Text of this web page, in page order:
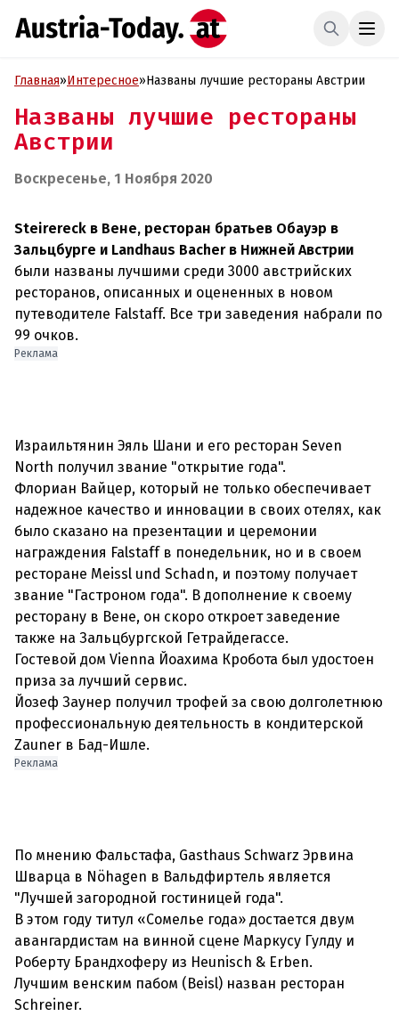
Главная»Интересное»Названы лучшие рестораны Австрии
Названы лучшие рестораны
Австрии
Воскресенье, 1 Ноября 2020
Steirereck в Вене, ресторан братьев Обауэр в
Зальцбурге и Landhaus Bacher в Нижней Австрии
были названы лучшими среди 3000 австрийских
ресторанов, описанных и оцененных в новом
путеводителе Falstaff. Все три заведения набрали по
Реклама
Израильтянин Эяль Шани и его ресторан Seven
North получил звание "открытие года".
Флориан Вайцер, который не только обеспечивает
надежное качество и инновации в своих отелях, как
было сказано на презентации и церемонии
награждения Falstaff в понедельник, но и в своем
ресторане Meissl und Schadn, и поэтому получает
звание "Гастроном года". В дополнение к своему
ресторану в Вене, он скоро откроет заведение
также на Зальцбургской Гетрайдегассе.
Гостевой дом Vienna Йоахима Кробота был удостоен
приза за лучший сервис.
Йозеф Заунер получил трофей за свою долголетнюю
профессиональную деятельность в кондитерской
Zauner в Бад-Ишле.
Реклама
По мнению Фальстафа, Gasthaus Schwarz Эрвина
Шварца в Nöhagen в Вальдфиртель является
"Лучшей загородной гостиницей года".
В этом году титул «Сомелье года» достается двум
авангардистам на винной сцене Маркусу Гулду и
Роберту Брандхоферу из Heunisch & Erben.
Лучшим венским пабом (Beisl) назван ресторан